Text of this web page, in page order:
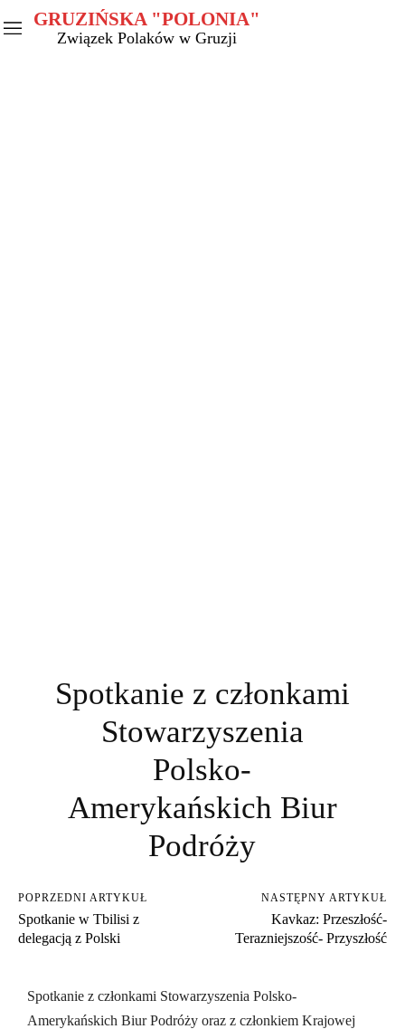
GRUZIŃSKA "POLONIA"
Związek Polaków w Gruzji
Spotkanie z członkami
Stowarzyszenia
Polsko-
Amerykańskich Biur
Podróży
POPRZEDNI ARTYKUŁ
Spotkanie w Tbilisi z
delegacją z Polski
NASTĘPNY ARTYKUŁ
Kavkaz: Przeszłość-
Terazniejszość- Przyszłość
Spotkanie z członkami Stowarzyszenia Polsko-
Amerykańskich Biur Podróży oraz z członkiem Krajowej